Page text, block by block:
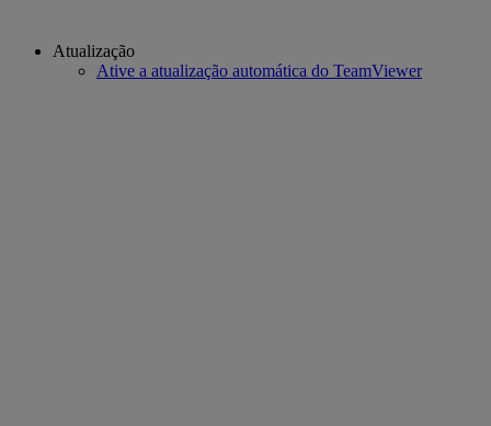
Atualização
Ative a atualização automática do TeamViewer